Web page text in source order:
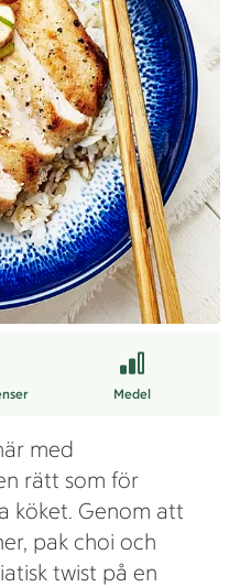
Medel
med
rätt som för
köket. Genom att
pak choi och
twist på en